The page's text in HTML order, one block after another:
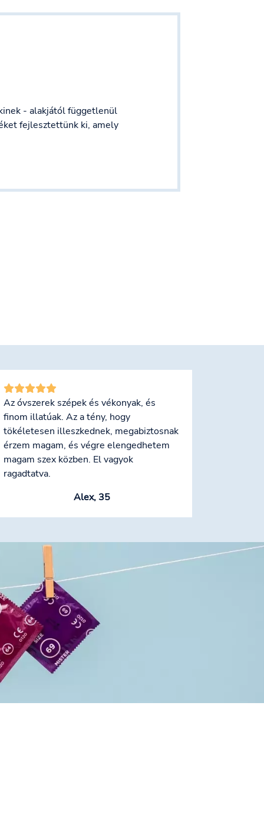
- alakjától függetlenül
fejlesztettünk ki, amely
Az óvszerek szépek és vékonyak, és
finom illatúak. Az a tény, hogy
tökéletesen illeszkednek, megabiztosnak
érzem magam, és végre elengedhetem
magam szex közben. El vagyok
ragadtatva.
Alex, 35